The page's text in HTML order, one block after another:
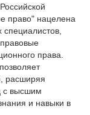
право" нацелена
права.
расширяя
с высшим
и навыки в